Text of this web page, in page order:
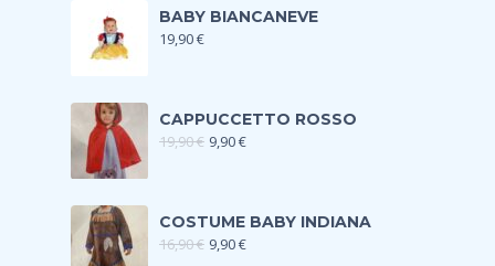
BABY BIANCANEVE
19,90€
CAPPUCCETTO ROSSO
19,90€ 9,90€
COSTUME BABY INDIANA
16,90€ 9,90€